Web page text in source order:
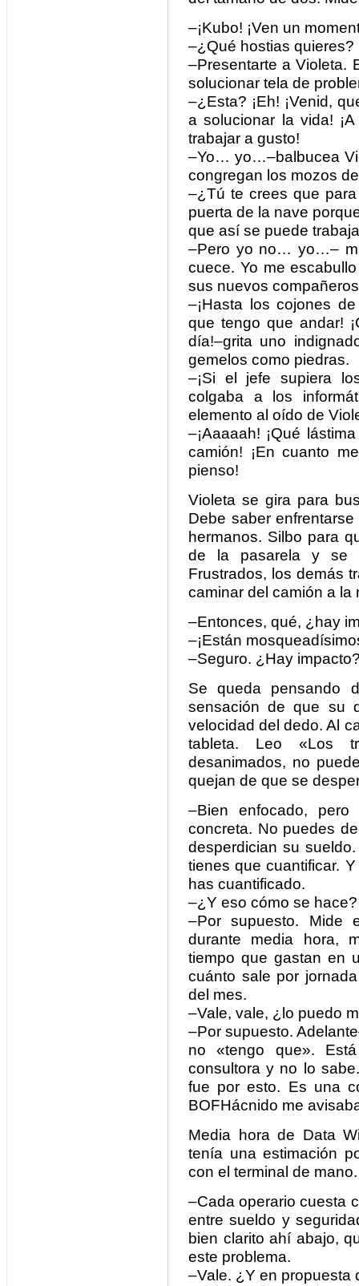
–¡Kubo! ¡Ven un
–¿Qué hostias quieres?
–Presentarte a Violeta.
solucionar tela de
–¿Esta? ¡Eh! ¡Venid,
a solucionar la vida!
trabajar a gusto!
–Yo… yo…–balbucea
congregan los mozos
–¿Tú te crees que
puerta de la nave
que así se puede
–Pero yo no… yo…–
cuece. Yo me
sus nuevos
–¡Hasta los cojones
que tengo que andar!
día!–grita uno
gemelos como piedras.
–¡Si el jefe supiera
colgaba a los
elemento al oído de
–¡Aaaaah! ¡Qué
camión! ¡En cuanto
pienso!
Violeta se gira para
Debe saber
hermanos. Silbo para
de la pasarela y se
Frustrados, los demás
caminar del camión a la
–Entonces, qué, ¿hay
–¡Están
–Seguro. ¿Hay
Se queda pensando
sensación de que su
velocidad del dedo. Al
tableta. Leo «Los
desanimados, no
quejan de que se
–Bien enfocado,
concreta. No puedes
desperdician su
tienes que cuantificar.
has cuantificado.
–¿Y eso cómo se
–Por supuesto. Mide
durante media hora,
tiempo que gastan en
cuánto sale por
del mes.
–Vale, vale, ¿lo puedo
–Por supuesto.
no «tengo que».
consultora y no lo
fue por esto. Es una
BOFHácnido me
Media hora de Data
tenía una estimación
con el terminal de mano.
–Cada operario cuesta
entre sueldo y
bien clarito ahí abajo,
este problema.
–Vale. ¿Y en propuesta